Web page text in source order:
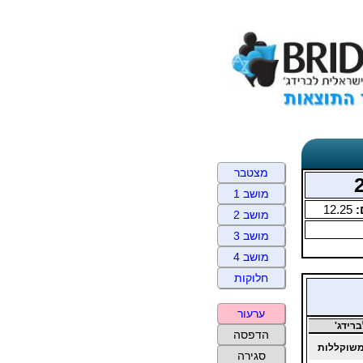
12.25
מצטבר
מושב 1
מושב 2
מושב 3
מושב 4
חלוקות
ערעור
הדפסה
סגירה